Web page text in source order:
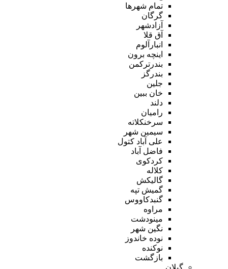
تمام شهر‌ها
گرگان
آزادشهر
آق قلا
انبارآلوم
اینچه برون
بندرترکمن
بندرگز
جلین
خان ببین
دلند
رامیان
سرخنکلاته
سیمین شهر
علی آباد کتول
فاضل آباد
کردکوی
کلاله
گالیکش
گمیش تپه
گنبدکاووس
مراوه
مینودشت
نگین شهر
نوده خاندوز
نوکنده
بازگشت
گیلان